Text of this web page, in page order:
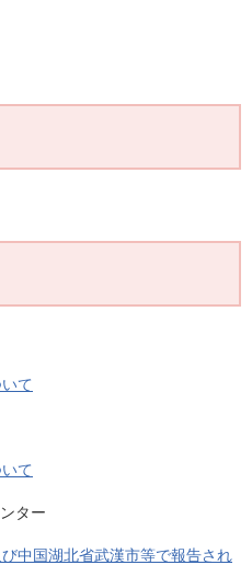
て
て
ター
中国湖北省武漢市等で報告され